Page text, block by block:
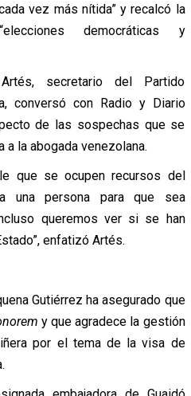
vez más nítida” y recalcó la
democráticas y
secretario del Partido
conversó con Radio y Diario
de las sospechas que se
la abogada venezolana.
que se ocupen recursos del
una persona para que sea
queremos ver si se han
enfatizó Artés.
Gutiérrez ha asegurado que
y que agradece la gestión
por el tema de la visa de